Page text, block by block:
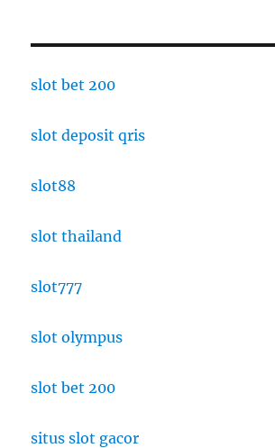
slot bet 200
slot deposit qris
slot88
slot thailand
slot777
slot olympus
slot bet 200
situs slot gacor